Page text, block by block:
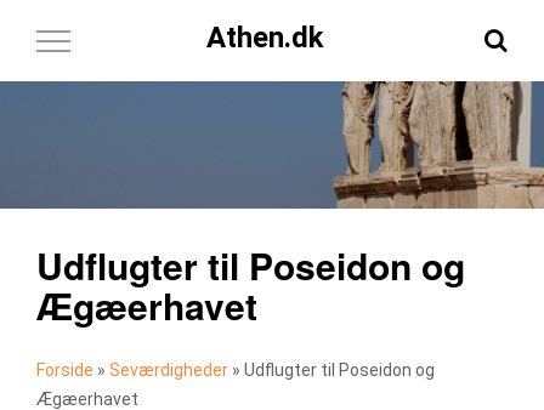
Athen.dk
Toggle
Udflugter til Poseidon og
Ægæerhavet
Forside » Seværdigheder » Udflugter til Poseidon og
Ægæerhavet